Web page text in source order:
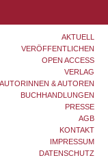
AKTUELL
VERÖFFENTLICHEN
OPEN ACCESS
VERLAG
AUTORINNEN & AUTOREN
BUCHHANDLUNGEN
PRESSE
AGB
KONTAKT
IMPRESSUM
DATENSCHUTZ